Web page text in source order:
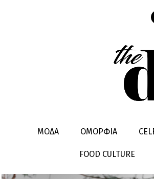
ΜΟΔΑ ΟΜΟΡΦΙΑ
FOOD CULTURE
ΜΑΜA ΚΑΙ